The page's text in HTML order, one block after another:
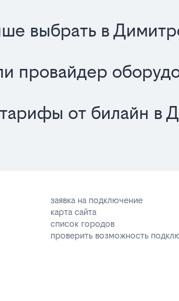
выбрать в
провайдер
от билайн в
заявка на подключение
карта сайта
список городов
проверить возможность